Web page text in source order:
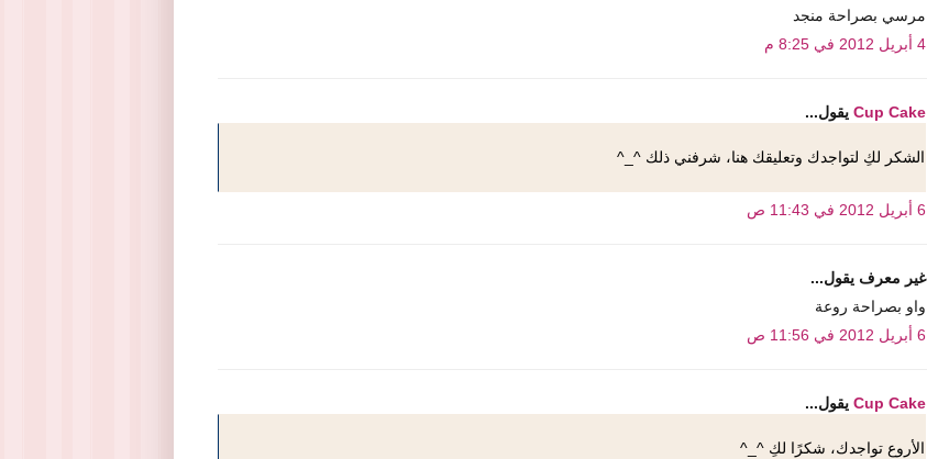
مرسي بصراحة منجد
4 أبريل 2012 في 8:25 م
Cup Cake يقول...
الشكر لكِ لتواجدك وتعليقك هنا، شرفني ذلك ^_^
6 أبريل 2012 في 11:43 ص
غير معرف يقول...
واو بصراحة روعة
6 أبريل 2012 في 11:56 ص
Cup Cake يقول...
الأروع تواجدك، شكرًا لكِ ^_^